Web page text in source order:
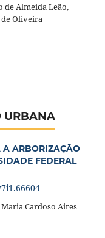
de Almeida Leão,
de Oliveira
URBANA
A ARBORIZAÇÃO
FEDERAL
Cardoso Aires